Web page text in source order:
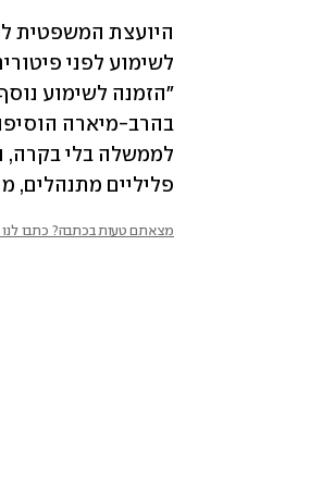
פליליים מתנהלים,
מצאתם טעות בכתבה? כתבו לנו